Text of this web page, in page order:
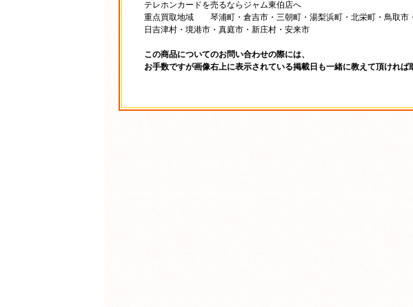
テレホンカードを売るならジャム東伯店へ
重点買取地域 琴浦町・倉吉市・三朝町・湯梨浜町・北栄町・鳥取市
日吉津村・境港市・真庭市・新庄村・安来市
この商品についてのお問い合わせの際には、
お手数ですが画像右上に表示されている掲載日も一緒に教えて頂ければ